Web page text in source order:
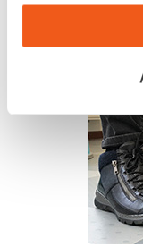
Leny Bemelen
maatvoetbedden